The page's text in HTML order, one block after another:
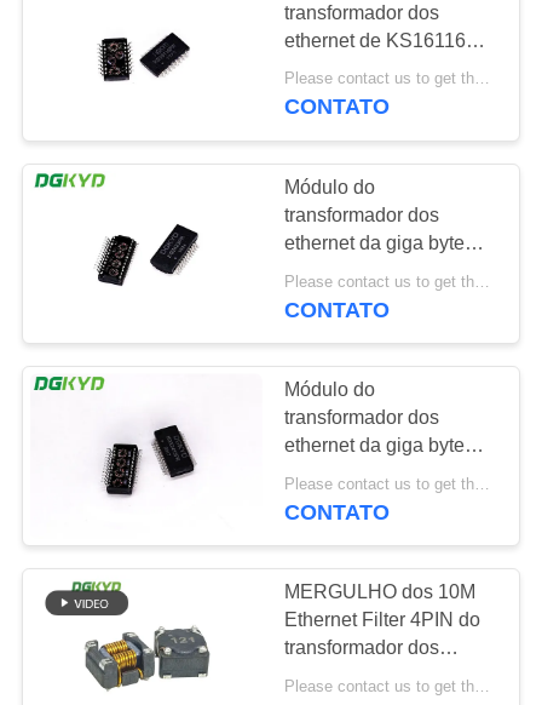
jaque rj11
RJ45 com
transformador
RJ45 SMD
39
transformador dos
ethernet de KS16116PR
16PIN SMD
10/100BASE-TX
Please contact us to get the latest price. MOQ:Negociação
CONTATO
Módulo do
transformador dos
ethernet da giga byte
Cat6 de KG2423PR
24PIN SMD 1000
CONTATO
Módulo do
transformador dos
ethernet da giga byte
Cat6 de KGX2413PR
24PIN SMD 1000
Please contact us to get the latest price. MOQ:Negociação
CONTATO
MERGULHO dos 10M
Ethernet Filter 4PIN do
transformador dos
ethernet de K121B
Please contact us to get the latest price. MOQ:Negociação